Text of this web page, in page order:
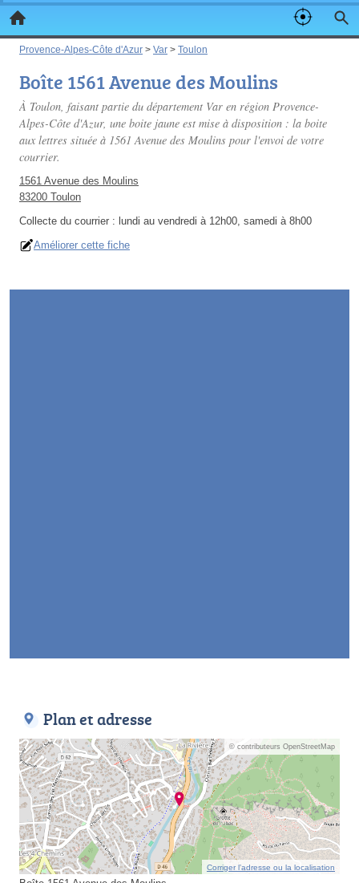
Provence-Alpes-Côte d'Azur > Var > Toulon
Boîte 1561 Avenue des Moulins
À Toulon, faisant partie du département Var en région Provence-
Alpes-Côte d'Azur, une boite jaune est mise à disposition : la boite
aux lettres située à 1561 Avenue des Moulins pour l'envoi de votre
courrier.
1561 Avenue des Moulins
83200 Toulon
Collecte du courrier : lundi au vendredi à 12h00, samedi à 8h00
Améliorer cette fiche
Plan et adresse
© contributeurs OpenStreetMap
Corriger l’adresse ou la localisation